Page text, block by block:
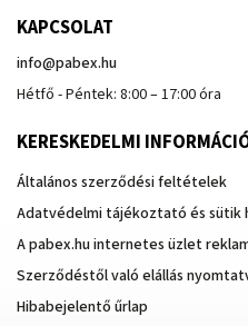
KAPCSOLAT
info@pabex.hu
Hétfő - Péntek: 8:00 – 17:00 óra
KERESKEDELMI
Általános szerződési feltételek
Adatvédelmi tájékoztató és sütik
A pabex.hu internetes üzlet
Szerződéstől való elállás
Hibabejelentő űrlap